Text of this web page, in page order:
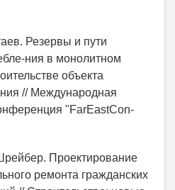
Резервы и пути
ния в монолитном
объекта
// Международная
"FarEastCon-
Проектирование
ремонта гражданских